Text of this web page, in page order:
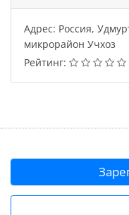
Адрес: Россия,
микрорайон Учхоз
Рейтинг: